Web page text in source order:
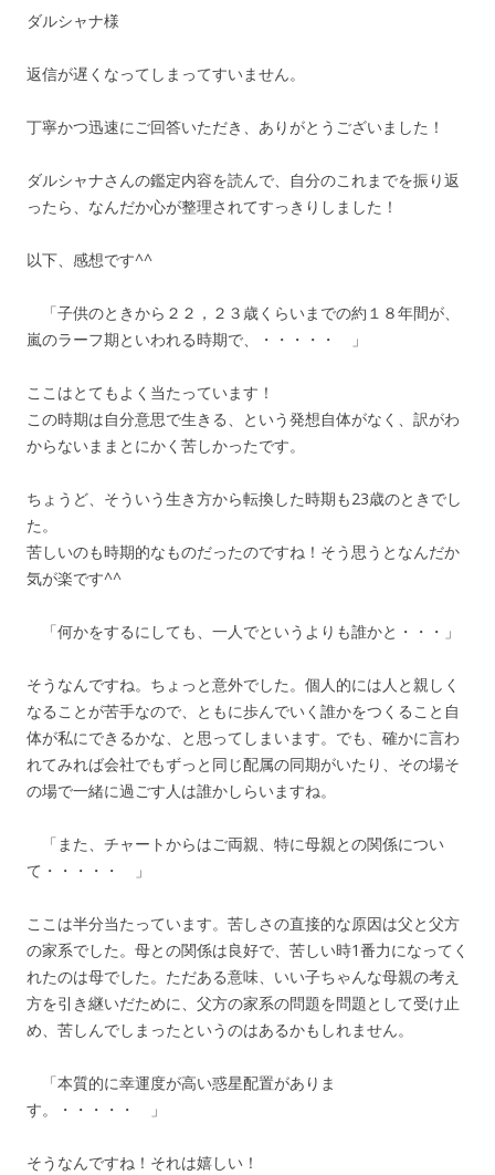
ダルシャナ様
返信が遅くなってしまってすいません。
丁寧かつ迅速にご回答いただき、ありがとうございました！
ダルシャナさんの鑑定内容を読んで、自分のこれまでを振り返
ったら、なんだか心が整理されてすっきりしました！
以下、感想です^^
「子供のときから２２，２３歳くらいまでの約１８年間が、
嵐のラーフ期といわれる時期で、・・・・・ 」
ここはとてもよく当たっています！
この時期は自分意思で生きる、という発想自体がなく、訳がわ
からないままとにかく苦しかったです。
ちょうど、そういう生き方から転換した時期も23歳のときでし
た。
苦しいのも時期的なものだったのですね！そう思うとなんだか
気が楽です^^
「何かをするにしても、一人でというよりも誰かと・・・」
そうなんですね。ちょっと意外でした。個人的には人と親しく
なることが苦手なので、ともに歩んでいく誰かをつくること自
体が私にできるかな、と思ってしまいます。でも、確かに言わ
れてみれば会社でもずっと同じ配属の同期がいたり、その場そ
の場で一緒に過ごす人は誰かしらいますね。
「また、チャートからはご両親、特に母親との関係につい
て・・・・・ 」
ここは半分当たっています。苦しさの直接的な原因は父と父方
の家系でした。母との関係は良好で、苦しい時1番力になってく
れたのは母でした。ただある意味、いい子ちゃんな母親の考え
方を引き継いだために、父方の家系の問題を問題として受け止
め、苦しんでしまったというのはあるかもしれません。
「本質的に幸運度が高い惑星配置がありま
す。・・・・・ 」
そうなんですね！それは嬉しい！